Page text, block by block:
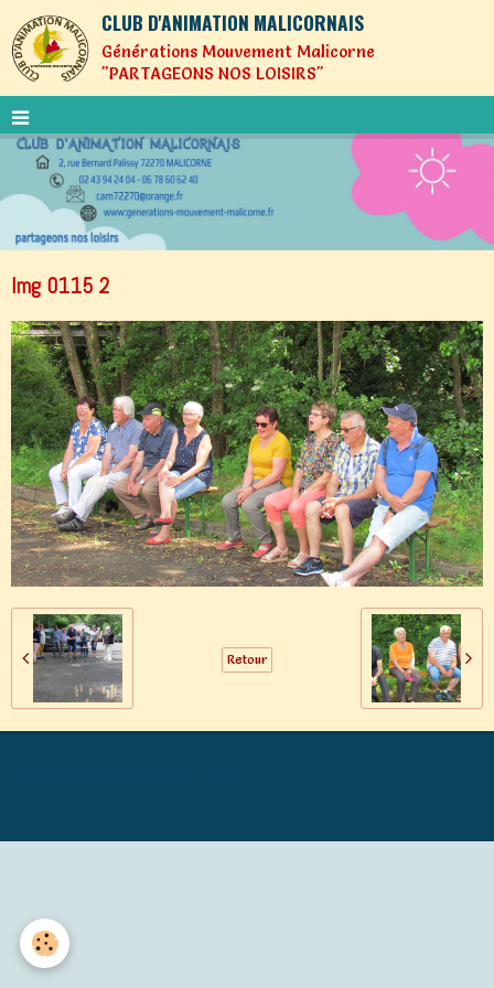
CLUB D'ANIMATION MALICORNAIS
Générations Mouvement Malicorne
"PARTAGEONS NOS LOISIRS"
Img 0115 2
Retour